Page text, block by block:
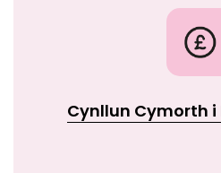
Cynllun Cymorth i